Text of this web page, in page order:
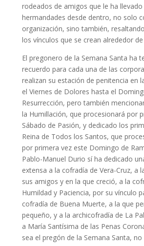
rodeados de amigos que le ha
hermandades desde dentro, no solo
organización, sino también,
los vínculos que se crean alrededor de
El pregonero de la Semana Santa ha
recuerdo para cada una de las
realizan su estación de penitencia en
el Viernes de Dolores hasta el
Resurrección, pero también
la Humillación, que procesionará por
Sábado de Pasión, y dedicado los
Reina de Todos los Santos, que
por primera vez este Domingo de
Pablo-Manuel Durio sí ha dedicado
extensa a la cofradía de Vera-Cruz, a
sus amigos y en la que creció, a la
Humildad y Paciencia, por su vínculo
cofradía de Buena Muerte, a la que
pequeño, y a la archicofradía de La
a María Santísima de las Penas
sea el pregón de la Semana Santa,